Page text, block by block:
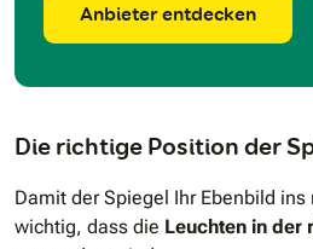
Anbieter entdecken
Die richtige Position der
Damit der Spiegel Ihr Ebenbild
wichtig, dass die Leuchten in der